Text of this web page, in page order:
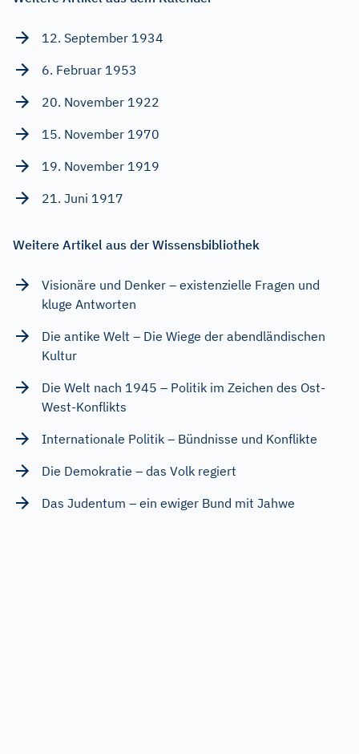
12. September 1934
6. Februar 1953
20. November 1922
15. November 1970
19. November 1919
21. Juni 1917
Weitere Artikel aus der Wissensbibliothek
Visionäre und Denker – existenzielle Fragen und
kluge Antworten
Die antike Welt – Die Wiege der abendländischen
Kultur
Die Welt nach 1945 – Politik im Zeichen des Ost-
West-Konflikts
Internationale Politik – Bündnisse und Konflikte
Die Demokratie – das Volk regiert
Das Judentum – ein ewiger Bund mit Jahwe